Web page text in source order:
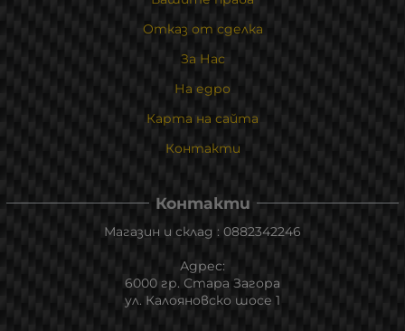
Отказ от сделка
За Нас
На едро
Карта на сайта
Контакти
Контакти
Магазин и склад : 0882342246
Адрес:
6000 гр. Стара Загора
ул. Калояновско шосе 1